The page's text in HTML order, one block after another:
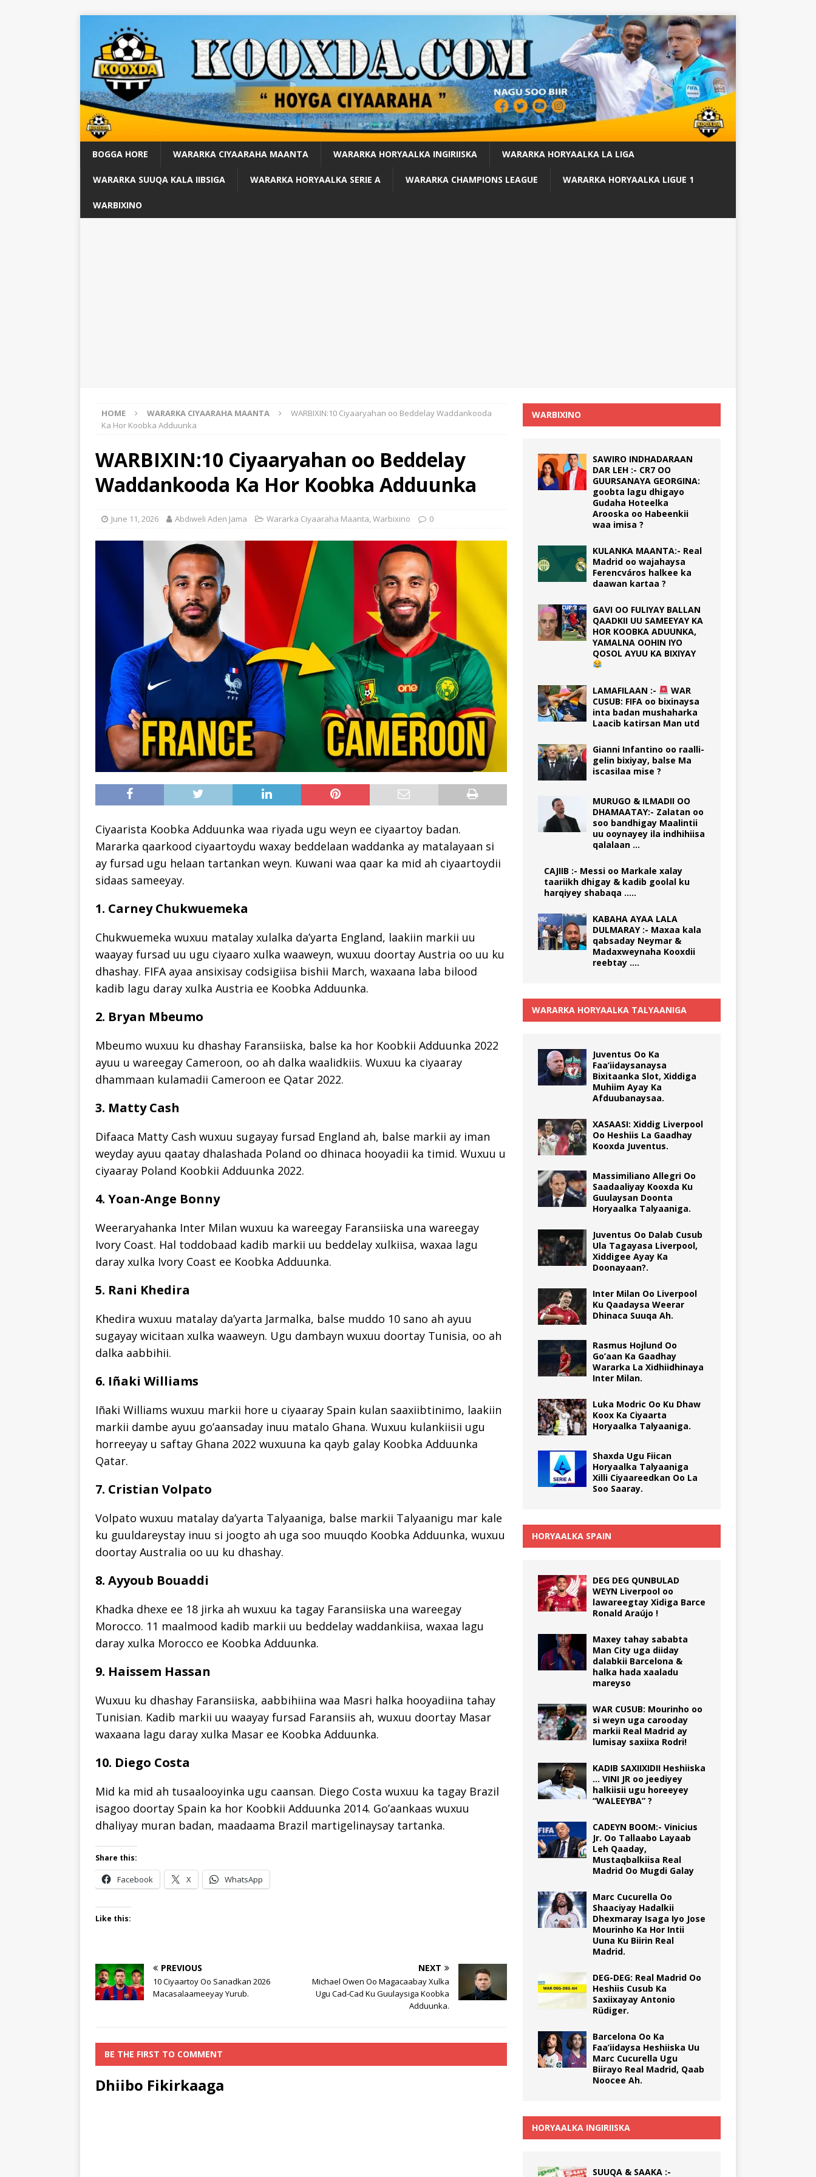
BOGGA HORE WARARKA CIYAARAHA MAANTA WARARKA HORYAALKA INGIRIISKA WARARKA HORYAALKA LA LIGA
WARARKA SUUQA KALA IIBSIGA WARARKA HORYAALKA SERIE A WARARKA CHAMPIONS LEAGUE WARARKA HORYAALKA LIGUE 1
WARBIXINO
HOME WARARKA CIYAARAHA MAANTA
WARBIXIN:10 Ciyaaryahan oo Beddelay Waddankooda
Ka Hor Koobka Adduunka
WARBIXIN:10 Ciyaaryahan oo Beddelay
Waddankooda Ka Hor Koobka Adduunka
June 11, 2026 Abdiweli Aden Jama Wararka Ciyaaraha Maanta Warbixino 0
Ciyaarista Koobka Adduunka waa riyada ugu weyn ee ciyaartoy badan.
Mararka qaarkood ciyaartoydu waxay beddelaan waddanka ay matalayaan si
ay fursad ugu helaan tartankan weyn. Kuwani waa qaar ka mid ah ciyaartoydii
sidaas sameeyay.
1. Carney Chukwuemeka
Chukwuemeka wuxuu matalay xulalka da’yarta England, laakiin markii uu
waayay fursad uu ugu ciyaaro xulka waaweyn, wuxuu doortay Austria oo uu ku
dhashay. FIFA ayaa ansixisay codsigiisa bishii March, waxaana laba bilood
kadib lagu daray xulka Austria ee Koobka Adduunka.
2. Bryan Mbeumo
Mbeumo wuxuu ku dhashay Faransiiska, balse ka hor Koobkii Adduunka 2022
ayuu u wareegay Cameroon, oo ah dalka waalidkiis. Wuxuu ka ciyaaray
dhammaan kulamadii Cameroon ee Qatar 2022.
3. Matty Cash
Difaaca Matty Cash wuxuu sugayay fursad England ah, balse markii ay iman
weyday ayuu qaatay dhalashada Poland oo dhinaca hooyadii ka timid. Wuxuu u
ciyaaray Poland Koobkii Adduunka 2022.
4. Yoan-Ange Bonny
Weeraryahanka Inter Milan wuxuu ka wareegay Faransiiska una wareegay
Ivory Coast. Hal toddobaad kadib markii uu beddelay xulkiisa, waxaa lagu
daray xulka Ivory Coast ee Koobka Adduunka.
5. Rani Khedira
Khedira wuxuu matalay da’yarta Jarmalka, balse muddo 10 sano ah ayuu
sugayay wicitaan xulka waaweyn. Ugu dambayn wuxuu doortay Tunisia, oo ah
dalka aabbihii.
6. Iñaki Williams
Iñaki Williams wuxuu markii hore u ciyaaray Spain kulan saaxiibtinimo, laakiin
markii dambe ayuu go’aansaday inuu matalo Ghana. Wuxuu kulankiisii ugu
horreeyay u saftay Ghana 2022 wuxuuna ka qayb galay Koobka Adduunka
Qatar.
7. Cristian Volpato
Volpato wuxuu matalay da’yarta Talyaaniga, balse markii Talyaanigu mar kale
ku guuldareystay inuu si joogto ah uga soo muuqdo Koobka Adduunka, wuxuu
doortay Australia oo uu ku dhashay.
8. Ayyoub Bouaddi
Khadka dhexe ee 18 jirka ah wuxuu ka tagay Faransiiska una wareegay
Morocco. 11 maalmood kadib markii uu beddelay waddankiisa, waxaa lagu
daray xulka Morocco ee Koobka Adduunka.
9. Haissem Hassan
Wuxuu ku dhashay Faransiiska, aabbihiina waa Masri halka hooyadiina tahay
Tunisian. Kadib markii uu waayay fursad Faransiis ah, wuxuu doortay Masar
waxaana lagu daray xulka Masar ee Koobka Adduunka.
10. Diego Costa
Mid ka mid ah tusaalooyinka ugu caansan. Diego Costa wuxuu ka tagay Brazil
isagoo doortay Spain ka hor Koobkii Adduunka 2014. Go’aankaas wuxuu
dhaliyay muran badan, maadaama Brazil martigelinaysay tartanka.
Share this:
Facebook X WhatsApp
Like this:
PREVIOUS
10 Ciyaartoy Oo Sanadkan 2026
Macasalaameeyay Yurub.
NEXT
Michael Owen Oo Magacaabay Xulka
Ugu Cad-Cad Ku Guulaysiga Koobka
Adduunka.
BE THE FIRST TO COMMENT
Dhiibo Fikirkaaga
WARBIXINO
SAWIRO INDHADARAAN
DAR LEH :- CR7 OO
GUURSANAYA GEORGINA:
goobta lagu dhigayo
Gudaha Hoteelka
Arooska oo Habeenkii
waa imisa ?
KULANKA MAANTA:- Real
Madrid oo wajahaysa
Ferencváros halkee ka
daawan kartaa ?
GAVI OO FULIYAY BALLAN
QAADKII UU SAMEEYAY KA
HOR KOOBKA ADUUNKA,
YAMALNA OOHIN IYO
QOSOL AYUU KA BIXIYAY
LAMAFILAAN :-
WAR
CUSUB: FIFA oo bixinaysa
inta badan mushaharka
Laacib katirsan Man utd
Gianni Infantino oo raalli-
gelin bixiyay, balse Ma
iscasilaa mise ?
MURUGO & ILMADII OO
DHAMAATAY:- Zalatan oo
soo bandhigay Maalintii
uu ooynayey ila indhihiisa
qalalaan …
CAJIIB :- Messi oo Markale xalay
taariikh dhigay & kadib goolal ku
harqiyey shabaqa …..
KABAHA AYAA LALA
DULMARAY :- Maxaa kala
qabsaday Neymar &
Madaxweynaha Kooxdii
reebtay ….
WARARKA HORYAALKA TALYAANIGA
Juventus Oo Ka
Faa’iidaysanaysa
Bixitaanka Slot, Xiddiga
Muhiim Ayay Ka
Afduubanaysaa.
XASAASI: Xiddig Liverpool
Oo Heshiis La Gaadhay
Kooxda Juventus.
Massimiliano Allegri Oo
Saadaaliyay Kooxda Ku
Guulaysan Doonta
Horyaalka Talyaaniga.
Juventus Oo Dalab Cusub
Ula Tagayasa Liverpool,
Xiddigee Ayay Ka
Doonayaan?.
Inter Milan Oo Liverpool
Ku Qaadaysa Weerar
Dhinaca Suuqa Ah.
Rasmus Hojlund Oo
Go’aan Ka Gaadhay
Wararka La Xidhiidhinaya
Inter Milan.
Luka Modric Oo Ku Dhaw
Koox Ka Ciyaarta
Horyaalka Talyaaniga.
Shaxda Ugu Fiican
Horyaalka Talyaaniga
Xilli Ciyaareedkan Oo La
Soo Saaray.
HORYAALKA SPAIN
DEG DEG QUNBULAD
WEYN Liverpool oo
lawareegtay Xidiga Barce
Ronald Araújo !
Maxey tahay sababta
Man City uga diiday
dalabkii Barcelona &
halka hada xaaladu
mareyso
WAR CUSUB: Mourinho oo
si weyn uga carooday
markii Real Madrid ay
lumisay saxiixa Rodri!
KADIB SAXIIXIDII Heshiiska
… VINI JR oo jeediyey
halkiisii ugu horeeyey
“WALEEYBA” ?
CADEYN BOOM:- Vinicius
Jr. Oo Tallaabo Layaab
Leh Qaaday,
Mustaqbalkiisa Real
Madrid Oo Mugdi Galay
Marc Cucurella Oo
Shaaciyay Hadalkii
Dhexmaray Isaga Iyo Jose
Mourinho Ka Hor Intii
Uuna Ku Biirin Real
Madrid.
DEG-DEG: Real Madrid Oo
Heshiis Cusub Ka
Saxiixayay Antonio
Rüdiger.
Barcelona Oo Ka
Faa’iidaysa Heshiiska Uu
Marc Cucurella Ugu
Biirayo Real Madrid, Qaab
Noocee Ah.
HORYAALKA INGIRIISKA
SUUQA & SAAKA :-